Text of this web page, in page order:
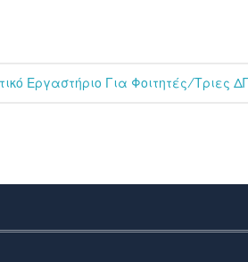
Εργαστήριο Για Φοιτητές/τριες